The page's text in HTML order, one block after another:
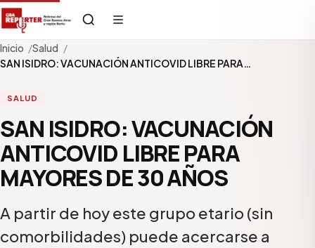
Inicio
Salud
SAN ISIDRO: VACUNACIÓN ANTICOVID LIBRE PARA…
SALUD
SAN ISIDRO: VACUNACIÓN
ANTICOVID LIBRE PARA
MAYORES DE 30 AÑOS
A partir de hoy este grupo etario (sin
comorbilidades) puede acercarse a